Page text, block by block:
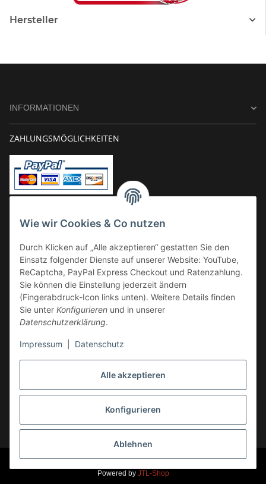
Alle akzeptieren
Konfigurieren
Ablehnen
Wie wir Cookies & Co nutzen
Durch Klicken auf „Alle akzeptieren“ gestatten Sie den
Einsatz folgender Dienste auf unserer Website: YouTube,
ReCaptcha, PayPal Express Checkout und Ratenzahlung.
Sie können die Einstellung jederzeit ändern
(Fingerabdruck-Icon links unten). Weitere Details finden
Sie unter Konfigurieren und in unserer
Datenschutzerklärung.
Impressum Datenschutz
Hersteller
INFORMATIONEN
ZAHLUNGSMÖGLICHKEITEN
Kauf auf Rechnung
VERSAND
Vertrag widerrufen
Powered by JTL-Shop